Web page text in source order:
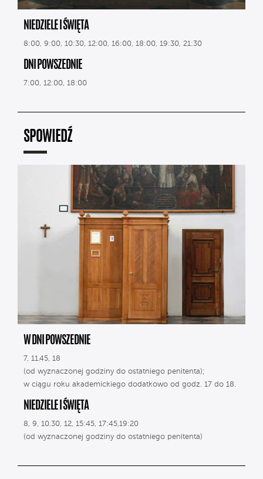
NIEDZIELE I ŚWIĘTA
8:00, 9:00, 10:30, 12:00, 16:00, 18:00, 19:30, 21:30
DNI POWSZEDNIE
7:00, 12:00, 18:00
SPOWIEDŹ
W DNI POWSZEDNIE
7, 11.45, 18
(od wyznaczonej godziny do ostatniego penitenta);
w ciągu roku akademickiego dodatkowo od godz. 17 do 18.
NIEDZIELE I ŚWIĘTA
8, 9, 10.30, 12, 15:45, 17:45,19:20
(od wyznaczonej godziny do ostatniego penitenta)